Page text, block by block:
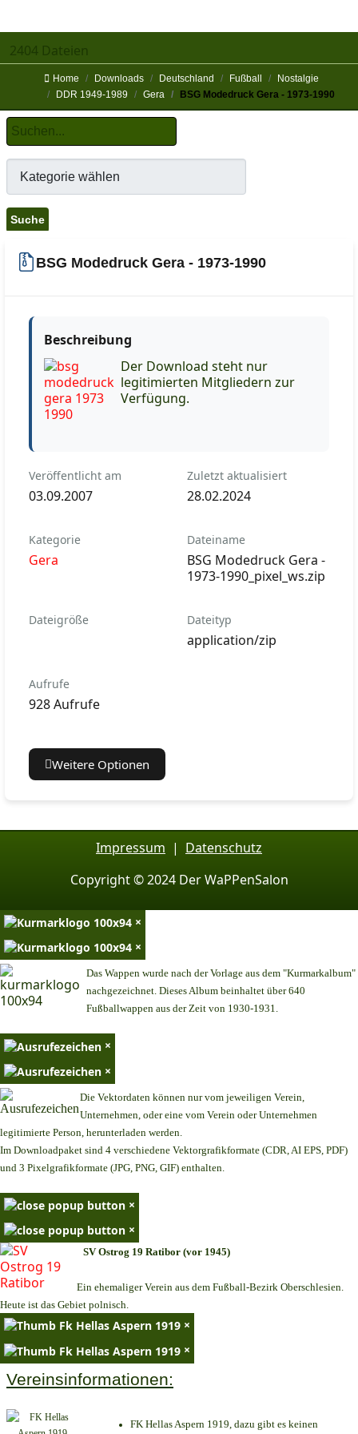
2404 Dateien
Home Downloads Deutschland Fußball
Nostalgie
DDR 1949-1989
Gera BSG Modedruck Gera - 1973-1990
BSG Modedruck Gera - 1973-1990
Beschreibung
Der Download steht nur
legitimierten Mitgliedern zur
Verfügung.
Veröffentlicht am
03.09.2007
Zuletzt aktualisiert
28.02.2024
Kategorie
Gera
Dateiname
BSG Modedruck Gera -
1973-1990_pixel_ws.zip
Dateigröße Dateityp
application/zip
Aufrufe
928 Aufrufe
Weitere Optionen
Impressum | Datenschutz
Copyright © 2024 Der WaPPenSalon
×
×
Das Wappen wurde nach der Vorlage aus dem "Kurmarkalbum"
nachgezeichnet. Dieses Album beinhaltet über 640
Fußballwappen aus der Zeit von 1930-1931.
×
×
Die Vektordaten können nur vom jeweiligen Verein,
Unternehmen, oder eine vom Verein oder Unternehmen
legitimierte Person, herunterladen werden.
Im Downloadpaket sind 4 verschiedene Vektorgrafikformate (CDR, AI EPS, PDF)
und 3 Pixelgrafikformate (JPG, PNG, GIF) enthalten.
×
×
SV Ostrog 19 Ratibor (vor 1945)
Ein ehemaliger Verein aus dem Fußball-Bezirk Oberschlesien.
Heute ist das Gebiet polnisch.
×
×
Vereinsinformationen:
FK Hellas Aspern 1919, dazu gibt es keinen